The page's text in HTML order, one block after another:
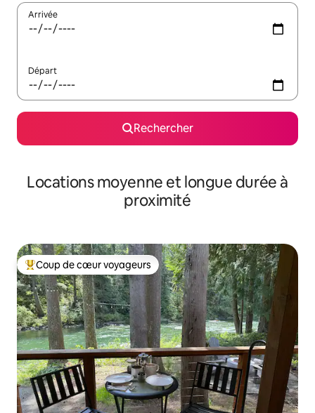
Arrivée
Départ
Rechercher
Locations moyenne et longue durée à
proximité
Coups de cœur voyageurs les plus appréciés
Coup de cœur voyageurs